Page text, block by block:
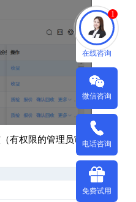
1
在线咨询
微信咨询
电话咨询
免费试用
有权限的管理员审